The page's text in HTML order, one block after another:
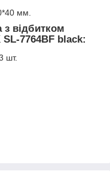
мм.
з відбитком
SL-7764BF black:
шт.